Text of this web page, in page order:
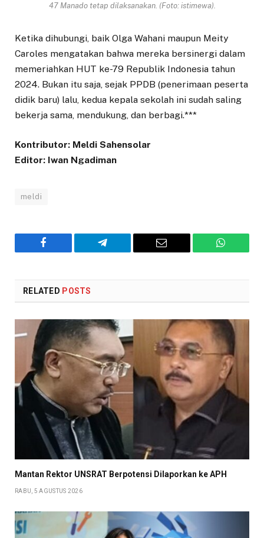
47 Manado tetap dilaksanakan. (Foto: istimewa).
Ketika dihubungi, baik Olga Wahani maupun Meity
Caroles mengatakan bahwa mereka bersinergi dalam
memeriahkan HUT ke-79 Republik Indonesia tahun
2024. Bukan itu saja, sejak PPDB (penerimaan peserta
didik baru) lalu, kedua kepala sekolah ini sudah saling
bekerja sama, mendukung, dan berbagi.***
Kontributor: Meldi Sahensolar
Editor: Iwan Ngadiman
meldi
Facebook Telegram Email
RELATED POSTS
Mantan Rektor UNSRAT Berpotensi Dilaporkan ke APH
RABU, 5 AGUSTUS 2026